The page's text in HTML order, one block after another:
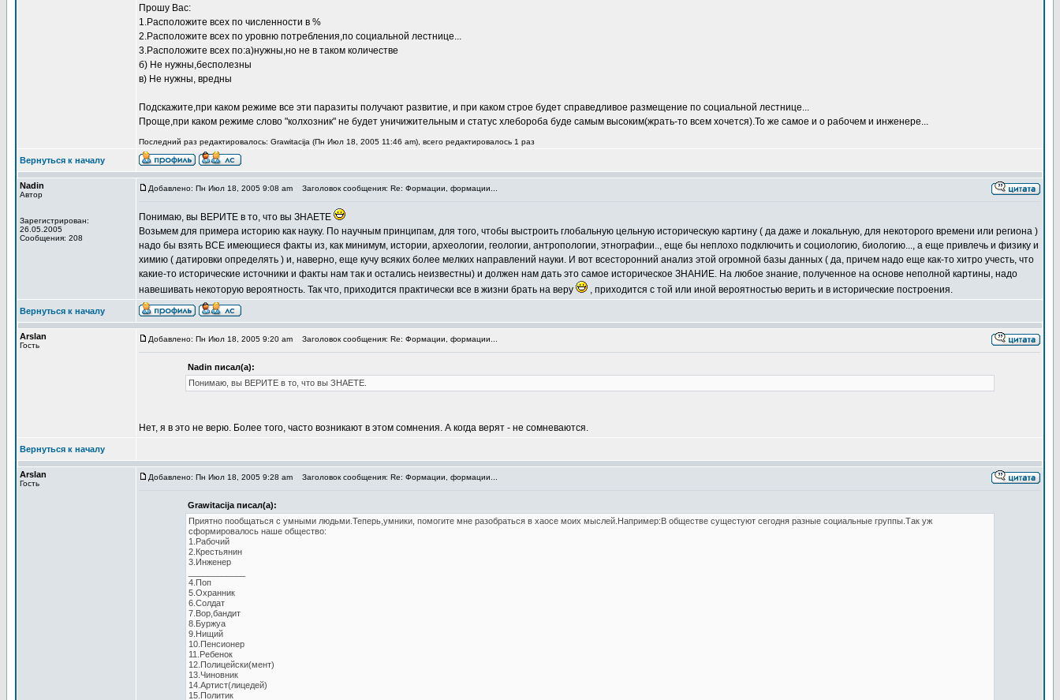
Прошу Вас:
1.Расположите всех по численности в %
2.Расположите всех по уровню потребления,по социальной лестнице...
3.Расположите всех по:а)нужны,но не в таком количестве
б) Не нужны,бесполезны
в) Не нужны, вредны
Подскажите,при каком режиме все эти паразиты получают развитие, и при каком строе будет справедливое размещение по социальной лестнице...
Проще,при каком режиме слово "колхозник" не будет уничижительным и статус хлебороба буде самым высоким(жрать-то всем хочется).То же самое и о рабочем и инженере...
Последний раз редактировалось: Grawitacija (Пн Июл 18, 2005 11:46 am), всего редактировалось 1 раз
Вернуться к началу
Nadin
Автор
Зарегистрирован:
26.05.2005
Сообщения: 208
Добавлено: Пн Июл 18, 2005 9:08 am Заголовок сообщения: Re: Формации, формации...
Понимаю, вы ВЕРИТЕ в то, что вы ЗНАЕТЕ
Возьмем для примера историю как науку. По научным принципам, для того, чтобы выстроить глобальную цельную историческую картину ( да даже и локальную, для некоторого времени или региона )
надо бы взять ВСЕ имеющиеся факты из, как минимум, истории, археологии, геологии, антропологии, этнографии.., еще бы неплохо подключить и социологию, биологию..., а еще привлечь и физику и
химию ( датировки определять ) и, наверно, еще кучу всяких более мелких направлений науки. И вот всесторонний анализ этой огромной базы данных ( да, причем надо еще как-то хитро учесть, что
какие-то исторические источники и факты нам так и остались неизвестны) и должен нам дать это самое историческое ЗНАНИЕ. На любое знание, полученное на основе неполной картины, надо
навешивать некоторую вероятность. Так что, приходится практически все в жизни брать на веру
, приходится с той или иной вероятностью верить и в исторические построения.
Вернуться к началу
Arslan
Гость
Добавлено: Пн Июл 18, 2005 9:20 am Заголовок сообщения: Re: Формации, формации...
Nadin писал(а):
Понимаю, вы ВЕРИТЕ в то, что вы ЗНАЕТЕ.
Нет, я в это не верю. Более того, часто возникают в этом сомнения. А когда верят - не сомневаются.
Вернуться к началу
Arslan
Гость
Добавлено: Пн Июл 18, 2005 9:28 am Заголовок сообщения: Re: Формации, формации...
Grawitacija писал(а):
Приятно пообщаться с умными людьми.Теперь,умники, помогите мне разобраться в хаосе моих мыслей.Например:В обществе сущестуют сегодня разные социальные группы.Так уж
сформировалось наше общество:
1.Рабочий
2.Крестьянин
3.Инженер
4.Поп
5.Охранник
6.Солдат
7.Вор,бандит
8.Буржуа
9.Нищий
10.Пенсионер
11.Ребенок
12.Полицейски(мент)
13.Чиновник
14.Артист(лицедей)
15.Политик